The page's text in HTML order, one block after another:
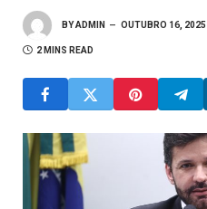
BYADMIN OUTUBRO 16, 2025
2 MINS READ